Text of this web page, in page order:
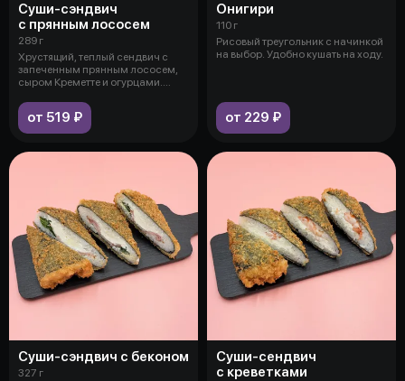
Суши-сэндвич
с прянным лососем
289 г
Хрустящий, теплый сендвич с
запеченным прянным лососем,
сыром Креметте и огурцами.
от 519 ₽
Онигири
110 г
Рисовый треугольник с начинкой
на выбор. Удобно кушать на ходу.
от 229 ₽
Суши-сэндвич с беконом
327 г
Суши-сендвич
с креветками